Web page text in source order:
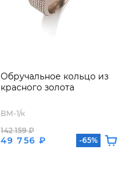
Обручальное кольцо из
красного золота
ВМ-1/к
49 756 ₽
142 159 ₽
-65%